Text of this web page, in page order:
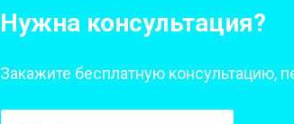
Нужна консультация?
Закажите бесплатную консультацию,